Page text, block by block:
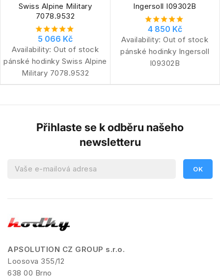
Swiss Alpine Military
7078.9532
5 066 Kč
Availability: Out of stock
pánské hodinky Swiss Alpine
Military 7078.9532
Ingersoll I09302B
4 850 Kč
Availability: Out of stock
pánské hodinky Ingersoll
I09302B
Přihlaste se k odběru našeho
newsletteru
APSOLUTION CZ GROUP s.r.o.
Loosova 355/12
638 00 Brno